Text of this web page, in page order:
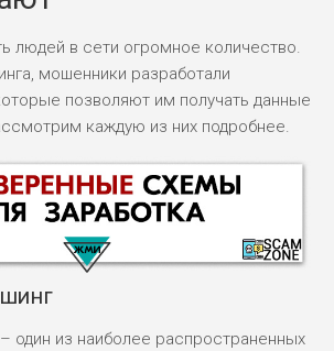
людей в сети огромное количество.
мошенники разработали
позволяют им получать данные
каждую из них подробнее.
один из наиболее распространенных